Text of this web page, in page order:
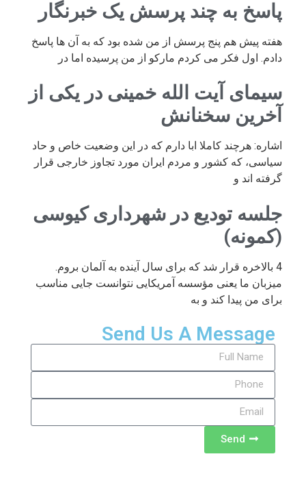
پاسخ به چند پرسش یک خبرنگار
هفته پیش هم پنج پرسش از من شده بود که به آن ها پاسخ
دادم. اول فکر می کردم مارکو از من پرسیده اما در
سیمای آیت الله خمینی در یکی از
آخرین سخنانش
اشاره: هرچند کاملا ابا دارم که در این وضعیت خاص و حاد
سیاسی، که کشور و مردم ایران مورد تجاوز خارجی قرار
گرفته اند و
جلسه تودیع در شهرداری کیوسی
(کمونه)
4 بالاخره قرار شد که برای سال آینده به آلمان بروم.
میزبان ما یعنی مؤسسه آمریکایی نتوانست جایی مناسب
برای من پیدا کند و به
Send Us A Message
Send